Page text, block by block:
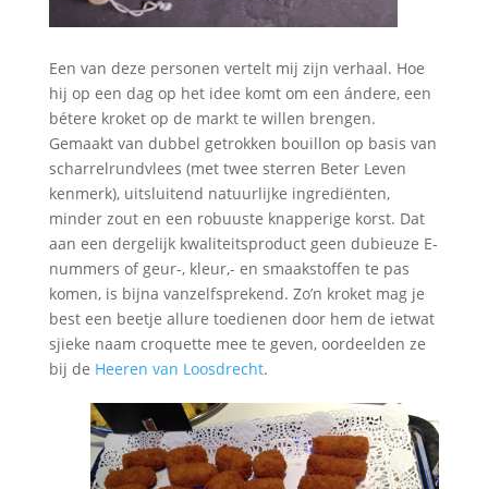
Een van deze personen vertelt mij zijn verhaal. Hoe
hij op een dag op het idee komt om een ándere, een
bétere kroket op de markt te willen brengen.
Gemaakt van dubbel getrokken bouillon op basis van
scharrelrundvlees (met twee sterren Beter Leven
kenmerk), uitsluitend natuurlijke ingrediënten,
minder zout en een robuuste knapperige korst. Dat
aan een dergelijk kwaliteitsproduct geen dubieuze E-
nummers of geur-, kleur,- en smaakstoffen te pas
komen, is bijna vanzelfsprekend. Zo’n kroket mag je
best een beetje allure toedienen door hem de ietwat
sjieke naam croquette mee te geven, oordeelden ze
bij de Heeren van Loosdrecht.